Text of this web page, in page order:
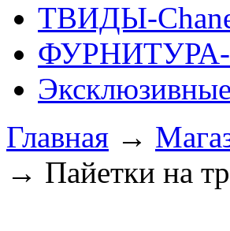
ТВИДЫ-
ФУРНИТУРА-
Эксклюзивные
Главная →
→ Пайетки на